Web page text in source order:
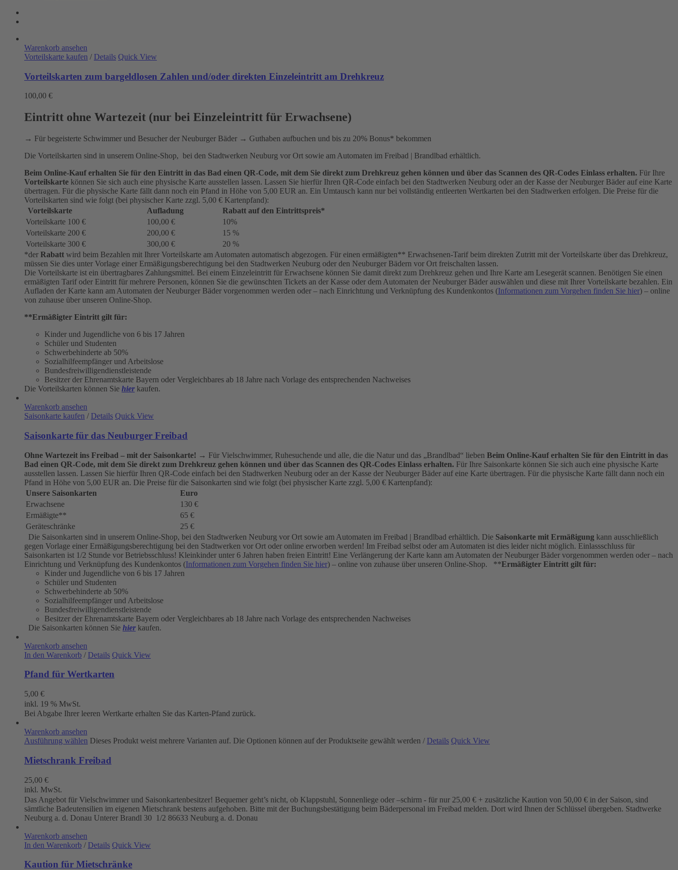
Warenkorb ansehen
Vorteilskarte kaufen / Details Quick View
Vorteilskarten zum bargeldlosen Zahlen und/oder direkten Einzeleintritt am Drehkreuz
100,00 €
Eintritt ohne Wartezeit (nur bei Einzeleintritt für Erwachsene)
→ Für begeisterte Schwimmer und Besucher der Neuburger Bäder → Guthaben aufbuchen und bis zu 20% Bonus* bekommen
Die Vorteilskarten sind in unserem Online-Shop, bei den Stadtwerken Neuburg vor Ort sowie am Automaten im Freibad | Brandlbad erhältlich.
Beim Online-Kauf erhalten Sie für den Eintritt in das Bad einen QR-Code, mit dem Sie direkt zum Drehkreuz gehen können und über das Scannen des QR-Codes Einlass erhalten. Für Ihre
Vorteilskarte können Sie sich auch eine physische Karte ausstellen lassen. Lassen Sie hierfür Ihren QR-Code einfach bei den Stadtwerken Neuburg oder an der Kasse der Neuburger Bäder auf eine Karte
übertragen. Für die physische Karte fällt dann noch ein Pfand in Höhe von 5,00 EUR an. Ein Umtausch kann nur bei vollständig entleerten Wertkarten bei den Stadtwerken erfolgen. Die Preise für die
Vorteilskarten sind wie folgt (bei physischer Karte zzgl. 5,00 € Kartenpfand):
Vorteilskarte
Aufladung
Rabatt auf den Eintrittspreis*
Vorteilskarte 100 €
100,00 €
10%
Vorteilskarte 200 €
200,00 €
15 %
Vorteilskarte 300 €
300,00 €
20 %
*der Rabatt wird beim Bezahlen mit Ihrer Vorteilskarte am Automaten automatisch abgezogen. Für einen ermäßigten** Erwachsenen-Tarif beim direkten Zutritt mit der Vorteilskarte über das Drehkreuz,
müssen Sie dies unter Vorlage einer Ermäßigungsberechtigung bei den Stadtwerken Neuburg oder den Neuburger Bädern vor Ort freischalten lassen.
Die Vorteilskarte ist ein übertragbares Zahlungsmittel. Bei einem Einzeleintritt für Erwachsene können Sie damit direkt zum Drehkreuz gehen und Ihre Karte am Lesegerät scannen. Benötigen Sie einen
ermäßigten Tarif oder Eintritt für mehrere Personen, können Sie die gewünschten Tickets an der Kasse oder dem Automaten der Neuburger Bäder auswählen und diese mit Ihrer Vorteilskarte bezahlen. Ein
Aufladen der Karte kann am Automaten der Neuburger Bäder vorgenommen werden oder – nach Einrichtung und Verknüpfung des Kundenkontos (Informationen zum Vorgehen finden Sie hier) – online
von zuhause über unseren Online-Shop.
**Ermäßigter Eintritt gilt für:
Kinder und Jugendliche von 6 bis 17 Jahren
Schüler und Studenten
Schwerbehinderte ab 50%
Sozialhilfeempfänger und Arbeitslose
Bundesfreiwilligendienstleistende
Besitzer der Ehrenamtskarte Bayern oder Vergleichbares ab 18 Jahre nach Vorlage des entsprechenden Nachweises
Die Vorteilskarten können Sie hier kaufen.
Warenkorb ansehen
Saisonkarte kaufen / Details Quick View
Saisonkarte für das Neuburger Freibad
Ohne Wartezeit ins Freibad – mit der Saisonkarte! → Für Vielschwimmer, Ruhesuchende und alle, die die Natur und das „Brandlbad“ lieben Beim Online-Kauf erhalten Sie für den Eintritt in das
Bad einen QR-Code, mit dem Sie direkt zum Drehkreuz gehen können und über das Scannen des QR-Codes Einlass erhalten. Für Ihre Saisonkarte können Sie sich auch eine physische Karte
ausstellen lassen. Lassen Sie hierfür Ihren QR-Code einfach bei den Stadtwerken Neuburg oder an der Kasse der Neuburger Bäder auf eine Karte übertragen. Für die physische Karte fällt dann noch ein
Pfand in Höhe von 5,00 EUR an. Die Preise für die Saisonkarten sind wie folgt (bei physischer Karte zzgl. 5,00 € Kartenpfand):
Unsere Saisonkarten
Euro
Erwachsene
130 €
Ermäßigte**
65 €
Geräteschränke
25 €
Die Saisonkarten sind in unserem Online-Shop, bei den Stadtwerken Neuburg vor Ort sowie am Automaten im Freibad | Brandlbad erhältlich. Die Saisonkarte mit Ermäßigung kann ausschließlich
gegen Vorlage einer Ermäßigungsberechtigung bei den Stadtwerken vor Ort oder online erworben werden! Im Freibad selbst oder am Automaten ist dies leider nicht möglich. Einlassschluss für
Saisonkarten ist 1/2 Stunde vor Betriebsschluss! Kleinkinder unter 6 Jahren haben freien Eintritt! Eine Verlängerung der Karte kann am Automaten der Neuburger Bäder vorgenommen werden oder – nach
Einrichtung und Verknüpfung des Kundenkontos (Informationen zum Vorgehen finden Sie hier) – online von zuhause über unseren Online-Shop. **Ermäßigter Eintritt gilt für:
Kinder und Jugendliche von 6 bis 17 Jahren
Schüler und Studenten
Schwerbehinderte ab 50%
Sozialhilfeempfänger und Arbeitslose
Bundesfreiwilligendienstleistende
Besitzer der Ehrenamtskarte Bayern oder Vergleichbares ab 18 Jahre nach Vorlage des entsprechenden Nachweises
Die Saisonkarten können Sie hier kaufen.
Warenkorb ansehen
In den Warenkorb / Details Quick View
Pfand für Wertkarten
5,00 €
inkl. 19 % MwSt.
Bei Abgabe Ihrer leeren Wertkarte erhalten Sie das Karten-Pfand zurück.
Warenkorb ansehen
Ausführung wählen Dieses Produkt weist mehrere Varianten auf. Die Optionen können auf der Produktseite gewählt werden / Details Quick View
Mietschrank Freibad
25,00 €
inkl. MwSt.
Das Angebot für Vielschwimmer und Saisonkartenbesitzer! Bequemer geht’s nicht, ob Klappstuhl, Sonnenliege oder –schirm - für nur 25,00 € + zusätzliche Kaution von 50,00 € in der Saison, sind
sämtliche Badeutensilien im eigenen Mietschrank bestens aufgehoben. Bitte mit der Buchungsbestätigung beim Bäderpersonal im Freibad melden. Dort wird Ihnen der Schlüssel übergeben. Stadtwerke
Neuburg a. d. Donau Unterer Brandl 30 1/2 86633 Neuburg a. d. Donau
Warenkorb ansehen
In den Warenkorb / Details Quick View
Kaution für Mietschränke